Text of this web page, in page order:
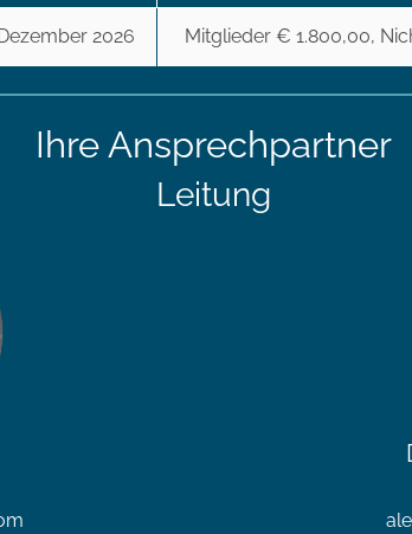
2026 Mitglieder € 1.800,00,
Ihre Ansprechpartner
Leitung